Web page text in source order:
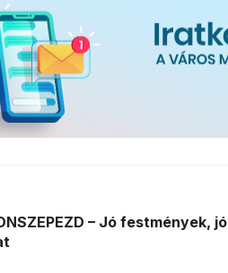
– Jó festmények, jó